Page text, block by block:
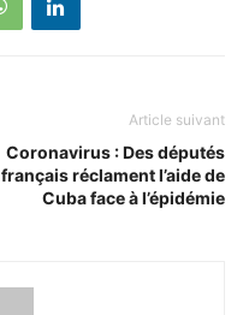
Article suivant
Coronavirus : Des députés
français réclament l’aide de
Cuba face à l’épidémie